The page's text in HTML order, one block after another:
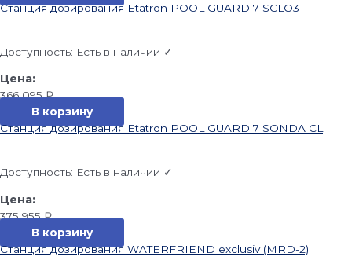
Станция дозирования Etatron POOL GUARD 7 SCLO3
Доступность: Есть в наличии ✓
366 095₽
В корзину
Станция дозирования Etatron POOL GUARD 7 SONDA CL
Доступность: Есть в наличии ✓
375 955₽
В корзину
Станция дозирования WATERFRIEND exclusiv (MRD-2)